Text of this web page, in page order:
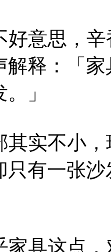
意思，辛
解释：「
」
实不小，
只有一张
具这点，